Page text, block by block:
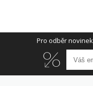
Pro odběr